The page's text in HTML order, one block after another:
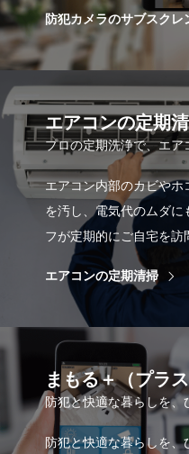
防犯カメラのサブスクレ
エアコンの定期
プロの定期洗浄で、エア
エアコン内部のカビや
を汚し、電気代のムダに
フが定期的にご自宅を訪
エアコンの定期清掃
まもる＋（プラス
防犯と快適な暮らしを、
防犯と快適な暮らしを、